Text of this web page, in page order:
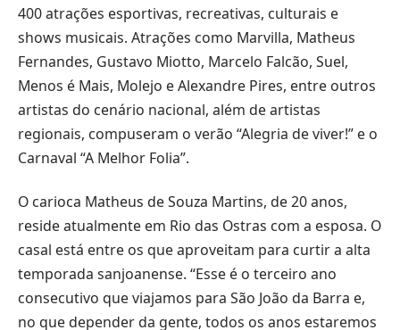
400 atrações esportivas, recreativas, culturais e
shows musicais. Atrações como Marvilla, Matheus
Fernandes, Gustavo Miotto, Marcelo Falcão, Suel,
Menos é Mais, Molejo e Alexandre Pires, entre outros
artistas do cenário nacional, além de artistas
regionais, compuseram o verão “Alegria de viver!” e o
Carnaval “A Melhor Folia”.
O carioca Matheus de Souza Martins, de 20 anos,
reside atualmente em Rio das Ostras com a esposa. O
casal está entre os que aproveitam para curtir a alta
temporada sanjoanense. “Esse é o terceiro ano
consecutivo que viajamos para São João da Barra e,
no que depender da gente, todos os anos estaremos